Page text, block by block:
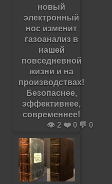
новый
электронный
нос изменит
газоанализ в
нашей
повседневной
жизни и на
производствах!
Безопаснее,
эффективнее,
современнее!
👁️ 2 ❤️ 0 💬 0